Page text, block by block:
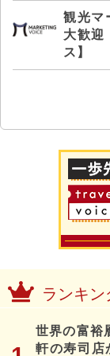
観光マ
大歓迎
ス】
ランキン
世界の富裕
軒の寿司店